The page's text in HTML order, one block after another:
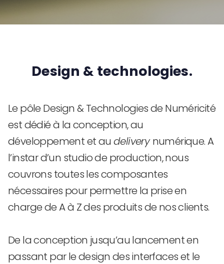
Design & technologies.
Le pôle Design & Technologies de Numéricité
est dédié à la conception, au
développement et audeliverynumérique. A
l’instar d’un studio de production, nous
couvrons toutes les composantes
nécessaires pour permettre la prise en
charge de A à Z des produits de nos clients.
De la conception jusqu’au lancement en
passant par le design des interfaces et le